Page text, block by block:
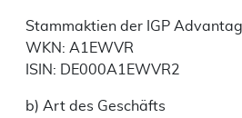
Stammaktien der IGP
WKN: A1EWVR
ISIN: DE000A1EWVR2
b) Art des Geschäfts